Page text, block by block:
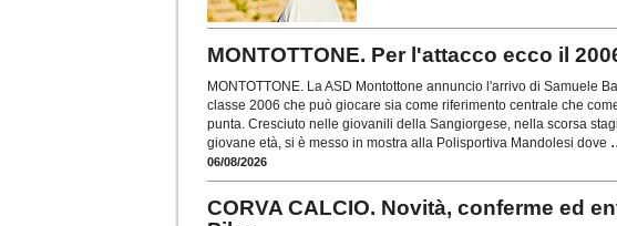
MONTOTTONE. Per l'attacco ecco il
MONTOTTONE. La ASD Montottone annuncio l'arrivo di Samuele
classe 2006 che può giocare sia come riferimento centrale che
punta. Cresciuto nelle giovanili della Sangiorgese, nella scorsa
giovane età, si è messo in mostra alla Polisportiva Mandolesi dove
06/08/2026
CORVA CALCIO. Novità, conferme ed